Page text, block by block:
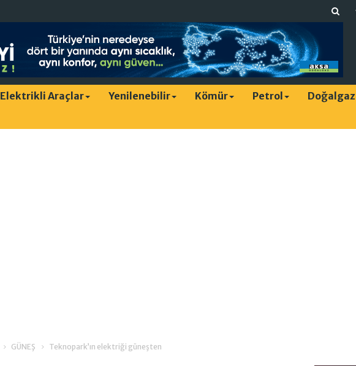
Elektrikli Araçlar Yenilenebilir Kömür Petrol Doğalgaz
GÜNEŞ Teknopark’ın elektriği güneşten